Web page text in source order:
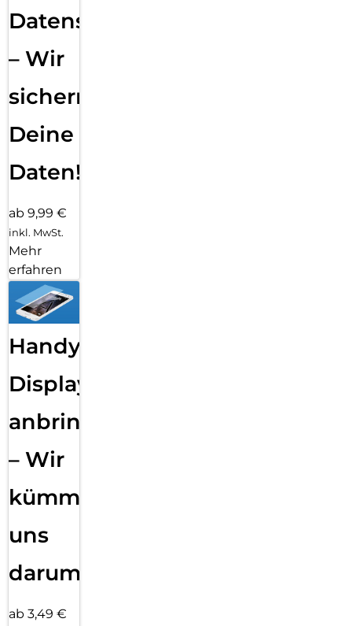
Datensicherung
– Wir
sichern
Deine
Daten!
ab 9,99 €
inkl. MwSt.
Mehr
erfahren
Handy
Displayfolie
anbringen
– Wir
kümmern
uns
darum!
ab 3,49 €